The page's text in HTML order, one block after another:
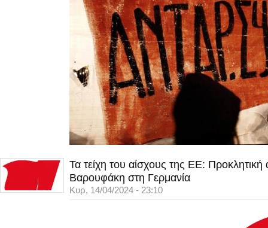
Τα τείχη του αίσχους της ΕΕ:
Βαρουφάκη στη Γερμανία
Κυρ, 14/04/2024 - 23:10